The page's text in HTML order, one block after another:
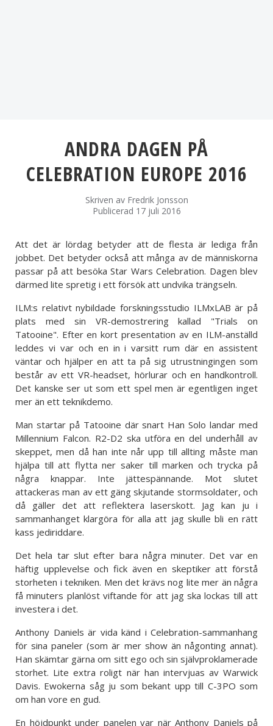
ANDRA DAGEN PÅ
CELEBRATION EUROPE 2016
Skriven av Fredrik Jonsson
Publicerad 17 juli 2016
Att det är lördag betyder att de flesta är lediga från
jobbet. Det betyder också att många av de människorna
passar på att besöka Star Wars Celebration. Dagen blev
därmed lite spretig i ett försök att undvika trängseln.
ILM:s relativt nybildade forskningsstudio ILMxLAB är på
plats med sin VR-demostrering kallad "Trials on
Tatooine". Efter en kort presentation av en ILM-anställd
leddes vi var och en in i varsitt rum där en assistent
väntar och hjälper en att ta på sig utrustningingen som
består av ett VR-headset, hörlurar och en handkontroll.
Det kanske ser ut som ett spel men är egentligen inget
mer än ett teknikdemo.
Man startar på Tatooine där snart Han Solo landar med
Millennium Falcon. R2-D2 ska utföra en del underhåll av
skeppet, men då han inte når upp till allting måste man
hjälpa till att flytta ner saker till marken och trycka på
några knappar. Inte jättespännande. Mot slutet
attackeras man av ett gäng skjutande stormsoldater, och
då gäller det att reflektera laserskott. Jag kan ju i
sammanhanget klargöra för alla att jag skulle bli en rätt
kass jediriddare.
Det hela tar slut efter bara några minuter. Det var en
häftig upplevelse och fick även en skeptiker att förstå
storheten i tekniken. Men det krävs nog lite mer än några
få minuters planlöst viftande för att jag ska lockas till att
investera i det.
Anthony Daniels är vida känd i Celebration-sammanhang
för sina paneler (som är mer show än någonting annat).
Han skämtar gärna om sitt ego och sin självproklamerade
storhet. Lite extra roligt när han intervjuas av Warwick
Davis. Ewokerna såg ju som bekant upp till C-3PO som
om han vore en gud.
En höjdpunkt under panelen var när Anthony Daniels på